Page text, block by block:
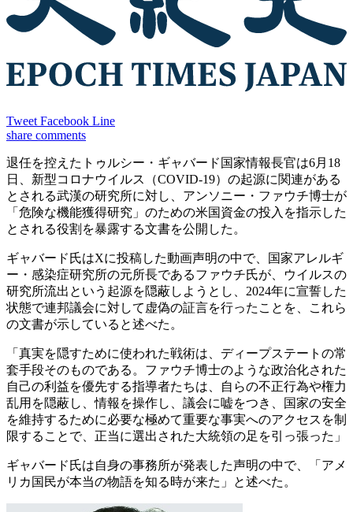
Tweet Facebook Line
share comments
退任を控えたトゥルシー・ギャバード国家情報長官は6月18
日、新型コロナウイルス（COVID-19）の起源に関連がある
とされる武漢の研究所に対し、アンソニー・ファウチ博士が
「危険な機能獲得研究」のための米国資金の投入を指示した
とされる役割を暴露する文書を公開した。
ギャバード氏はXに投稿した動画声明の中で、国家アレルギ
ー・感染症研究所の元所長であるファウチ氏が、ウイルスの
研究所流出という起源を隠蔽しようとし、2024年に宣誓した
状態で連邦議会に対して虚偽の証言を行ったことを、これら
の文書が示していると述べた。
「真実を隠すために使われた戦術は、ディープステートの常
套手段そのものである。ファウチ博士のような政治化された
自己の利益を優先する指導者たちは、自らの不正行為や権力
乱用を隠蔽し、情報を操作し、議会に嘘をつき、国家の安全
を維持するために必要な極めて重要な事実へのアクセスを制
限することで、正当に選出された大統領の足を引っ張った」
ギャバード氏は自身の事務所が発表した声明の中で、「アメ
リカ国民が本当の物語を知る時が来た」と述べた。